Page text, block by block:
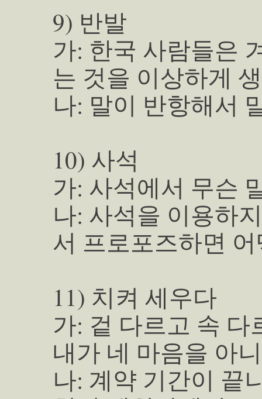
9) 반발
가: 한국 사람들은
는 것을 이상하게
나: 말이 반항해서
10) 사석
가: 사석에서 무슨
나: 사석을 이용하
서 프로포즈하면
11) 치켜 세우다
가: 겉 다르고 속
내가 네 마음을 아
나: 계약 기간이 끝